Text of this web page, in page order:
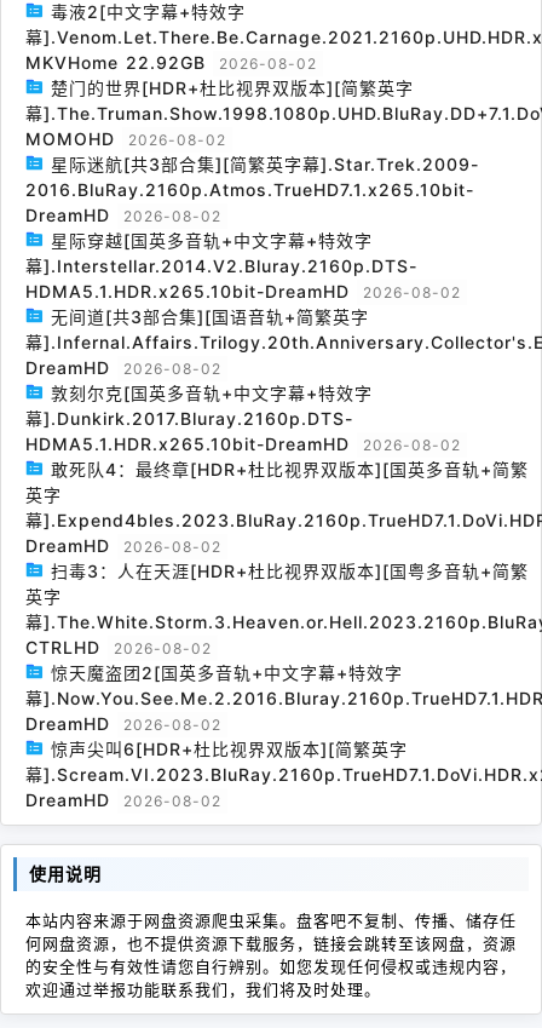
毒液2[中文字幕+特效字
幕
MKVHome 22.92GB
2026-08-02
楚门的世界[HDR+杜比视界双版本][简繁英字
幕
MOMOHD
2026-08-02
星际迷航[共3部合集][简繁英字幕].Star.Trek.2009-
2016.BluRay.2160p.Atmos.TrueHD7.1.x265.10bit-
DreamHD
2026-08-02
星际穿越[国英多音轨+中文字幕+特效字
幕].Interstellar.2014.V2.Bluray.2160p.DTS-
HDMA5.1.HDR.x265.10bit-DreamHD
2026-08-02
无间道[共3部合集][国语音轨+简繁英字
幕
DreamHD
2026-08-02
敦刻尔克[国英多音轨+中文字幕+特效字
幕].Dunkirk.2017.Bluray.2160p.DTS-
HDMA5.1.HDR.x265.10bit-DreamHD
2026-08-02
敢死队4：最终章[HDR+杜比视界双版本][国英多音轨+简繁
英字
幕
DreamHD
2026-08-02
扫毒3：人在天涯[HDR+杜比视界双版本][国粤多音轨+简繁
英字
幕
CTRLHD
2026-08-02
惊天魔盗团2[国英多音轨+中文字幕+特效字
幕
DreamHD
2026-08-02
惊声尖叫6[HDR+杜比视界双版本][简繁英字
幕
DreamHD
2026-08-02
使用说明
本站内容来源于网盘资源爬虫采集。盘客吧不复制、传播、储存任
何网盘资源，也不提供资源下载服务，链接会跳转至该网盘，资源
的安全性与有效性请您自行辨别。如您发现任何侵权或违规内容，
欢迎通过举报功能联系我们，我们将及时处理。